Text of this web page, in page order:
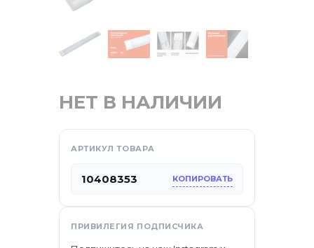
НЕТ В НАЛИЧИИ
АРТИКУЛ ТОВАРА
10408353 КОПИРОВАТЬ
ПРИВИЛЕГИЯ ПОДПИСЧИКА